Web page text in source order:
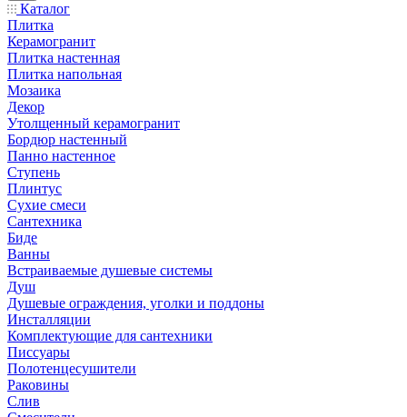
Каталог
Плитка
Керамогранит
Плитка настенная
Плитка напольная
Мозаика
Декор
Утолщенный керамогранит
Бордюр настенный
Панно настенное
Ступень
Плинтус
Сухие смеси
Сантехника
Биде
Ванны
Встраиваемые душевые системы
Душ
Душевые ограждения, уголки и поддоны
Инсталляции
Комплектующие для сантехники
Писсуары
Полотенцесушители
Раковины
Слив